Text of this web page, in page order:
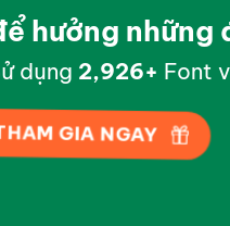
hưởng
dụng 2,998+ Font
GIA NGAY